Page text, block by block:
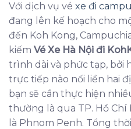
Với dịch vụ vé xe đi
đang lên kế hoạch cho
đến Koh Kong,
kiếm Vé Xe Hà Nội đi
trình dài và phức tạp, bởi
trực tiếp nào nối liền hai
bạn sẽ cần thực hiện
thường là qua TP. Hồ Chí
là Phnom Penh. Tổng